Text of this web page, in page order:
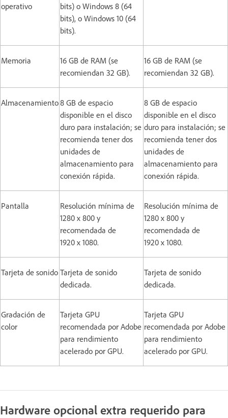
operativo
bits) o Windows 8 (64
bits), o Windows 10 (64
bits).
Memoria
16 GB de RAM (se
recomiendan 32 GB).
16 GB de RAM (se
recomiendan 32 GB).
Almacenamiento8 GB de espacio
disponible en el disco
duro para instalación; se
recomienda tener dos
unidades de
almacenamiento para
conexión rápida.
8 GB de espacio
disponible en el disco
duro para instalación; se
recomienda tener dos
unidades de
almacenamiento para
conexión rápida.
Pantalla
Resolución mínima de
1280 x 800 y
recomendada de
1920 x 1080.
Resolución mínima de
1280 x 800 y
recomendada de
1920 x 1080.
Tarjeta de sonido Tarjeta de sonido
dedicada.
Tarjeta de sonido
dedicada.
Gradación de
color
Tarjeta GPU
recomendada por Adobe
para rendimiento
acelerado por GPU.
Tarjeta GPU
recomendada por Adobe
para rendimiento
acelerado por GPU.
Hardware opcional extra requerido para